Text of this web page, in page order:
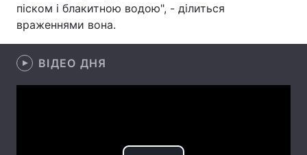
Архів Вакансії
Контакти
піском і блакитною водою", - ділиться
враженнями вона.
ВІДЕО ДНЯ